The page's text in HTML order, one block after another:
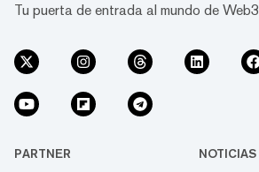
Tu puerta de entrada al mundo de Web3
PARTNER NOTICIAS